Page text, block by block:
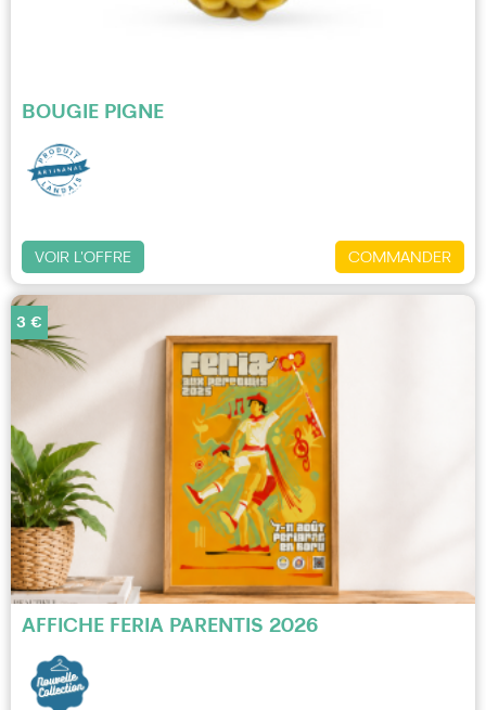
BOUGIE PIGNE
COMMANDER
VOIR L'OFFRE
AFFICHE FERIA PARENTIS 2026
3 €